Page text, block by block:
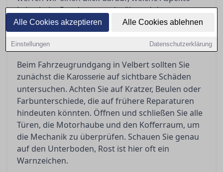
Alle Cookies akzeptieren Alle Cookies ablehnen
Einstellungen Datenschutzerklärung
Laien beim Rundgang und während der
Probefahrt eigenständig einschätzen können.
Hier erfahren Sie zudem, wann es ratsam ist,
einen unabhängigen Gutachter hinzuzuziehen.
Beim Fahrzeugrundgang in Velbert sollten Sie
zunächst die Karosserie auf sichtbare Schäden
untersuchen. Achten Sie auf Kratzer, Beulen oder
Farbunterschiede, die auf frühere Reparaturen
hindeuten könnten. Öffnen und schließen Sie alle
Türen, die Motorhaube und den Kofferraum, um
die Mechanik zu überprüfen. Schauen Sie genau
auf den Unterboden, Rost ist hier oft ein
Warnzeichen.